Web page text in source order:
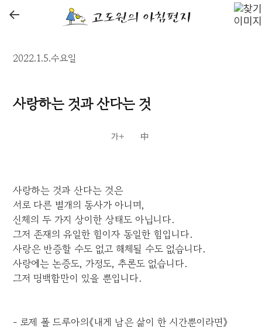
←
2022.1.5.수요일
사랑하는 것과 산다는 것
사랑하는 것과 산다는 것은
서로 다른 별개의 동사가 아니며,
신체의 두 가지 상이한 상태도 아닙니다.
그저 존재의 유일한 힘이자 동일한 힘입니다.
사랑은 반증할 수도 없고 해체될 수도 없습니다.
사랑에는 논증도, 가정도, 추론도 없습니다.
그저 명백함만이 있을 뿐입니다.
- 로제 폴 드루아의《내게 남은 삶이 한 시간뿐이라면》